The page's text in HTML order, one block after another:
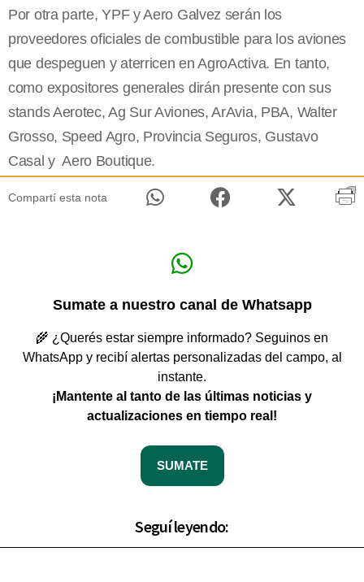
Por otra parte, YPF y Aero Galvez serán los
proveedores oficiales de combustible para los aviones
que despeguen y aterricen en AgroActiva. En tanto,
como expositores generales dirán presente con sus
stands Aerotec, Ag Sur Aviones, ArAvia, PBA, Walter
Grosso, Speed Agro, Provincia Seguros, Gustavo
Casal y Aero Boutique.
Compartí esta nota
Sumate a nuestro canal de Whatsapp
🌾 ¿Querés estar siempre informado? Seguinos en
WhatsApp y recibí alertas personalizadas del campo, al
instante.
¡Mantente al tanto de las últimas noticias y
actualizaciones en tiempo real!
SUMATE
Seguí leyendo: